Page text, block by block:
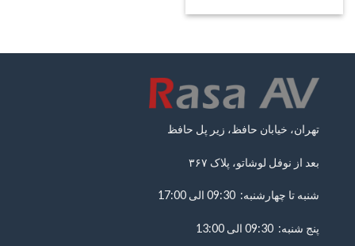
تهران، خیابان حافظ، زیر پل حافظ
بعد از نوفل لوشاتو، پلاک ۳۶۷
شنبه تا چهارشنبه: 09:30 الی 17:00
پنج شنبه: 09:30 الی 13:00